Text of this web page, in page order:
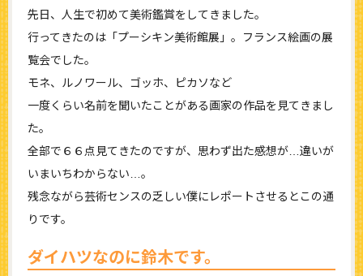
先日、人生で初めて美術鑑賞をしてきました。
行ってきたのは「プーシキン美術館展」。フランス絵画の展
覧会でした。
モネ、ルノワール、ゴッホ、ピカソなど
一度くらい名前を聞いたことがある画家の作品を見てきまし
た。
全部で６６点見てきたのですが、思わず出た感想が…違いが
いまいちわからない…。
残念ながら芸術センスの乏しい僕にレポートさせるとこの通
りです。
ダイハツなのに鈴木です。